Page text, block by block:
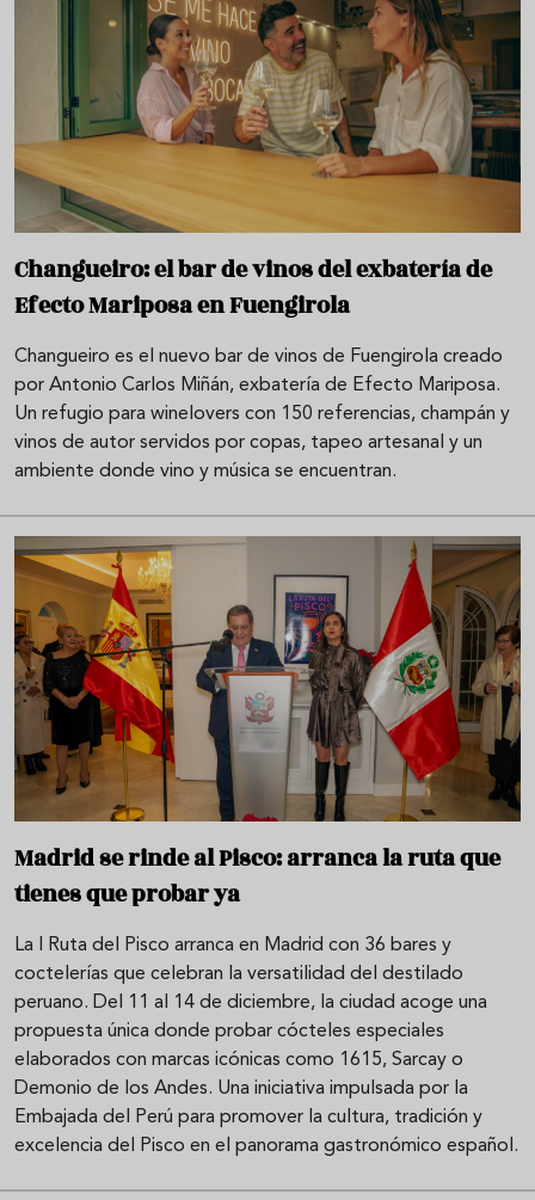
Changueiro: el bar de vinos del exbatería de
Efecto Mariposa en Fuengirola
Changueiro es el nuevo bar de vinos de Fuengirola creado
por Antonio Carlos Miñán, exbatería de Efecto Mariposa.
Un refugio para winelovers con 150 referencias, champán y
vinos de autor servidos por copas, tapeo artesanal y un
ambiente donde vino y música se encuentran.
Madrid se rinde al Pisco: arranca la ruta que
tienes que probar ya
La I Ruta del Pisco arranca en Madrid con 36 bares y
coctelerías que celebran la versatilidad del destilado
peruano. Del 11 al 14 de diciembre, la ciudad acoge una
propuesta única donde probar cócteles especiales
elaborados con marcas icónicas como 1615, Sarcay o
Demonio de los Andes. Una iniciativa impulsada por la
Embajada del Perú para promover la cultura, tradición y
excelencia del Pisco en el panorama gastronómico español.